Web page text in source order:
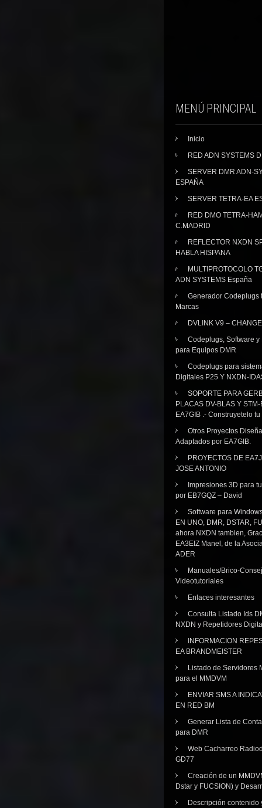
MENÚ PRINCIPAL
Inicio
RED ADN SYSTEMS
SERVER DMR ADN-
ESPAÑA
SERVER TETRA-EA
RED DMO TETRA-
C.MADRID
REFLECTOR NXDN
HABLA HISPANA
MULTIPROTOCOLO
ADN SYSTEMS España
Generador Codeplugs
Marcas
DVLINK V9 –
Codeplugs, Software y
para Equipos DMR
Codeplugs para
Digitales P25 Y NXDN-
SOPORTE PARA
PLACAS DV-BLAS Y
EA7GIB .- Construyetelo
Otros Proyectos
Adaptados por EA7GIB.
PROYECTOS DE
JOSE ANTONIO
Impresiones 3D para
por EB7GQZ – David
Software para
EN UNO, DMR, DSTAR,
ahora NXDN tambien,
EA3EIZ Manel, de la
ADER
Manuales/Brico-
Videotutoriales
Enlaces interesantes
Consulta Listado Ids
NXDN y Repetidores
INFORMACION
EA BRANDMEISTER
Listado de Servidores
para el MMDVM
ENVIAR SMS A
EN RED BM
Generar Lista de
para DMR
Web Cacharreo
GD77
Creación de un
Dstar y FUCSION) y
Descripción contenido